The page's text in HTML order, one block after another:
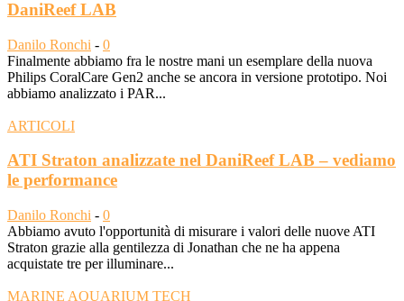
DaniReef LAB
Danilo Ronchi - 0
Finalmente abbiamo fra le nostre mani un esemplare della nuova
Philips CoralCare Gen2 anche se ancora in versione prototipo. Noi
abbiamo analizzato i PAR...
ARTICOLI
ATI Straton analizzate nel DaniReef LAB – vediamo
le performance
Danilo Ronchi - 0
Abbiamo avuto l'opportunità di misurare i valori delle nuove ATI
Straton grazie alla gentilezza di Jonathan che ne ha appena
acquistate tre per illuminare...
MARINE AQUARIUM TECH